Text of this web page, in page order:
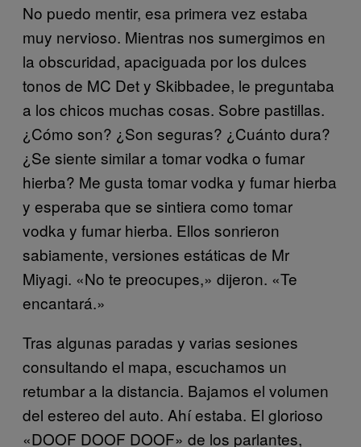
No puedo mentir, esa primera vez estaba
muy nervioso. Mientras nos sumergimos en
la obscuridad, apaciguada por los dulces
tonos de MC Det y Skibbadee, le preguntaba
a los chicos muchas cosas. Sobre pastillas.
¿Cómo son? ¿Son seguras? ¿Cuánto dura?
¿Se siente similar a tomar vodka o fumar
hierba? Me gusta tomar vodka y fumar hierba
y esperaba que se sintiera como tomar
vodka y fumar hierba. Ellos sonrieron
sabiamente, versiones estáticas de Mr
Miyagi. «No te preocupes,» dijeron. «Te
encantará.»
Tras algunas paradas y varias sesiones
consultando el mapa, escuchamos un
retumbar a la distancia. Bajamos el volumen
del estereo del auto. Ahí estaba. El glorioso
«DOOF DOOF DOOF» de los parlantes,